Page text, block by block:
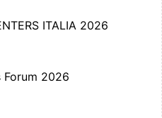
ITALIA 2026
Forum 2026